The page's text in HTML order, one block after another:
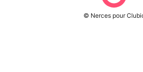
© Nerces pour